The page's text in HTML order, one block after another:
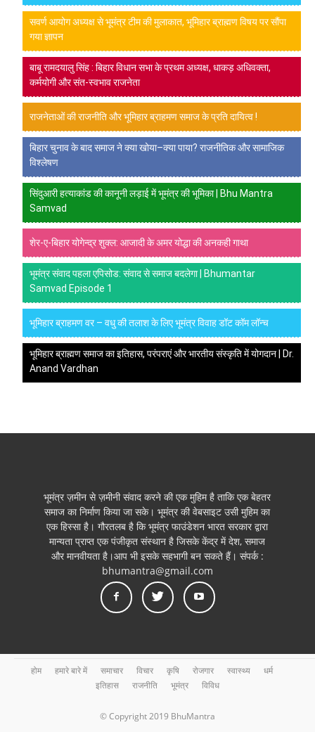
सवर्ण आयोग अध्यक्ष से भूमंत्र टीम की मुलाकात, भूमिहार ब्राह्मण विषय पर सौंपा
गया ज्ञापन
बाबू रामदयालु सिंह : बिहार विधान सभा के प्रथम अध्यक्ष, धाकड़ अधिवक्ता,
कर्मयोगी और संत-स्वभाव राजनेता
राजनेताओं की राजनीति और भूमिहार ब्राहमण समाज के प्रति दायित्व !
बिहार चुनाव के बाद समाज ने क्या खोया–क्या पाया? राजनीतिक और सामाजिक
विश्लेषण
सिंदुआरी हत्याकांड की कानूनी लड़ाई में भूमंत्र की भूमिका | Bhu Mantra
Samvad
शेर-ए-बिहार योगेन्द्र शुक्ल: आजादी के अमर योद्धा की अनकही गाथा
भूमंत्र संवाद पहला एपिसोड: संवाद से समाज बदलेगा | Bhumantar
Samvad Episode 1
भूमिहार ब्राहमण वर – वधु की तलाश के लिए भूमंत्र विवाह डॉट कॉम लॉन्च
भूमिहार ब्राह्मण समाज का इतिहास, परंपराएं और भारतीय संस्कृति में योगदान | Dr.
Anand Vardhan
भूमंत्र ज़मीन से ज़मीनी संवाद करने की एक मुहिम है ताकि एक बेहतर
समाज का निर्माण किया जा सके। भूमंत्र की वेबसाइट उसी मुहिम का
एक हिस्सा है। गौरतलब है कि भूमंत्र फाउंडेशन भारत सरकार द्वारा
मान्यता प्राप्त एक पंजीकृत संस्थान है जिसके केंद्र में देश, समाज
और मानवीयता है।आप भी इसके सहभागी बन सकते हैं। संपर्क :
bhumantra@gmail.com
होम हमारे बारे में समाचार विचार कृषि रोजगार स्वास्थ्य
धर्म
इतिहास
राजनीति भूमंत्र विविध
© Copyright 2019 BhuMantra